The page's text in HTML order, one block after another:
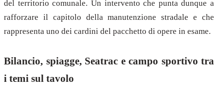
del territorio comunale. Un intervento che punta dunque a
rafforzare il capitolo della manutenzione stradale e che
rappresenta uno dei cardini del pacchetto di opere in esame.
Bilancio, spiagge, Seatrac e campo sportivo tra
i temi sul tavolo